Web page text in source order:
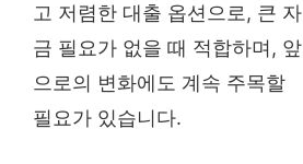
고 저렴한 대출 옵션으로, 큰 자
금 필요가 없을 때 적합하며, 앞
으로의 변화에도 계속 주목할
필요가 있습니다.